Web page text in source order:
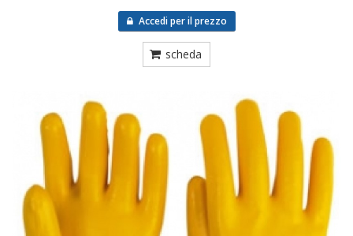
Accedi per il prezzo
scheda